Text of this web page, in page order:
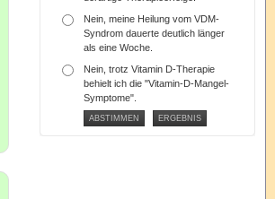
Nein, meine Heilung vom VDM-
Syndrom dauerte deutlich länger
als eine Woche.
Nein, trotz Vitamin D-Therapie
behielt ich die "Vitamin-D-Mangel-
Symptome".